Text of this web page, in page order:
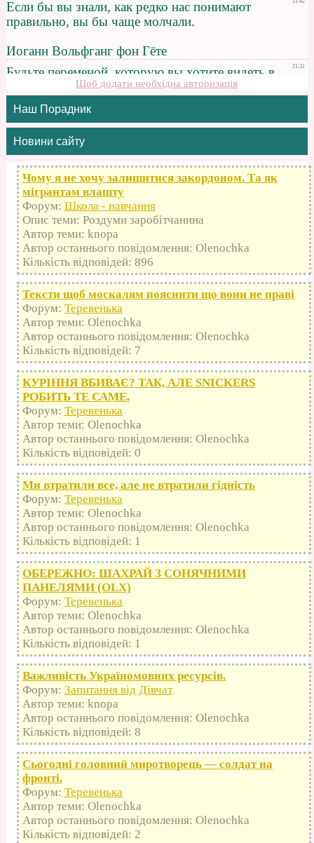
Щоб додати необхідна авторизація
Наш Порадник
Новини сайту
Чому я не хочу залишитися закордоном. Та як
мігрантам влашту
Форум: Школа - навчання
Опис теми: Роздуми заробітчанина
Автор теми: knopa
Автор останнього повідомлення: Olenochka
Кількість відповідей: 896
Тексти щоб москалям пояснити що вони не праві
Форум: Теревенька
Автор теми: Olenochka
Автор останнього повідомлення: Olenochka
Кількість відповідей: 7
КУРІННЯ ВБИВАЄ? ТАК, АЛЕ SNICKERS
РОБИТЬ ТЕ САМЕ.
Форум: Теревенька
Автор теми: Olenochka
Автор останнього повідомлення: Olenochka
Кількість відповідей: 0
Ми втратили все, але не втратили гідність
Форум: Теревенька
Автор теми: Olenochka
Автор останнього повідомлення: Olenochka
Кількість відповідей: 1
ОБЕРЕЖНО: ШАХРАЙ З СОНЯЧНИМИ
ПАНЕЛЯМИ (OLX)
Форум: Теревенька
Автор теми: Olenochka
Автор останнього повідомлення: Olenochka
Кількість відповідей: 1
Важливість Україномовних ресурсів.
Форум: Запитання від Дівчат
Автор теми: knopa
Автор останнього повідомлення: Olenochka
Кількість відповідей: 8
Сьогодні головний миротворець — солдат на
фронті.
Форум: Теревенька
Автор теми: Olenochka
Автор останнього повідомлення: Olenochka
Кількість відповідей: 2